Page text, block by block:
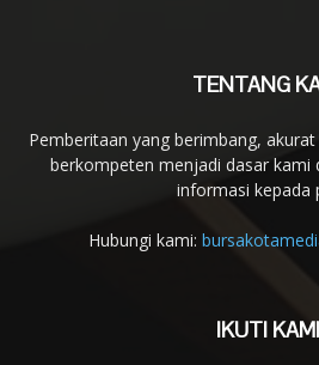
TENTANG
Pemberitaan yang berimbang,
berkompeten menjadi dasar kami
informasi kepada
Hubungi kami:
IKUTI KAMI